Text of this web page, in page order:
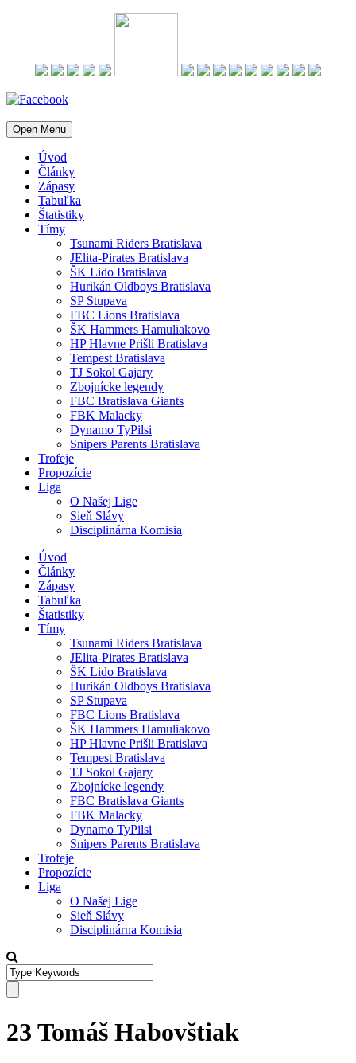
Open Menu
Úvod
Články
Zápasy
Tabuľka
Štatistiky
Tímy
Tsunami Riders Bratislava
JElita-Pirates Bratislava
ŠK Lido Bratislava
Hurikán Oldboys Bratislava
SP Stupava
FBC Lions Bratislava
ŠK Hammers Hamuliakovo
HP Hlavne Prišli Bratislava
Tempest Bratislava
TJ Sokol Gajary
Zbojnícke legendy
FBC Bratislava Giants
FBK Malacky
Dynamo TyPilsi
Snipers Parents Bratislava
Trofeje
Propozície
Liga
O Našej Lige
Sieň Slávy
Disciplinárna Komisia
Úvod
Články
Zápasy
Tabuľka
Štatistiky
Tímy
Tsunami Riders Bratislava
JElita-Pirates Bratislava
ŠK Lido Bratislava
Hurikán Oldboys Bratislava
SP Stupava
FBC Lions Bratislava
ŠK Hammers Hamuliakovo
HP Hlavne Prišli Bratislava
Tempest Bratislava
TJ Sokol Gajary
Zbojnícke legendy
FBC Bratislava Giants
FBK Malacky
Dynamo TyPilsi
Snipers Parents Bratislava
Trofeje
Propozície
Liga
O Našej Lige
Sieň Slávy
Disciplinárna Komisia
23 Tomáš Habovštiak